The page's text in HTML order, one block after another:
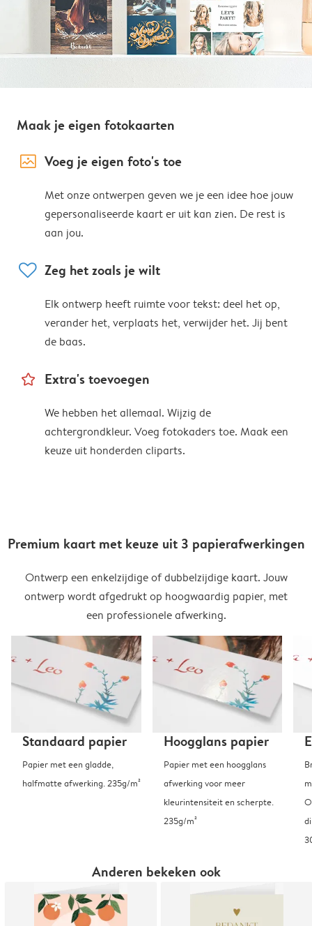
Maak je eigen fotokaarten
image_placeholder Voeg je eigen foto's toe
Met onze ontwerpen geven we je een idee hoe jouw
gepersonaliseerde kaart er uit kan zien. De rest is
aan jou.
heart Zeg het zoals je wilt
Elk ontwerp heeft ruimte voor tekst: deel het op,
verander het, verplaats het, verwijder het. Jij bent
de baas.
star_outline Extra's toevoegen
We hebben het allemaal. Wijzig de
achtergrondkleur. Voeg fotokaders toe. Maak een
keuze uit honderden cliparts.
Premium kaart met keuze uit 3 papierafwerkingen
Ontwerp een enkelzijdige of dubbelzijdige kaart. Jouw
ontwerp wordt afgedrukt op hoogwaardig papier, met
een professionele afwerking.
Standaard papier
Papier met een gladde,
halfmatte afwerking. 235g/m²
Hoogglans papier
Papier met een hoogglans
afwerking voor meer
kleurintensiteit en scherpte.
235g/m²
Anderen bekeken ook